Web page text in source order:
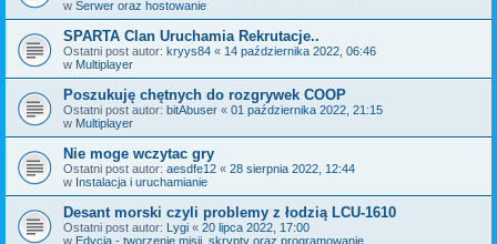
w Serwer oraz hostowanie
SPARTA Clan Uruchamia Rekrutacje..
Ostatni post autor: kryys84 « 14 października 2022, 06:46
w Multiplayer
Poszukuję chętnych do rozgrywek COOP
Ostatni post autor: bitAbuser « 01 października 2022, 21:15
w Multiplayer
Nie moge wczytac gry
Ostatni post autor: aesdfe12 « 28 sierpnia 2022, 12:44
w Instalacja i uruchamianie
Desant morski czyli problemy z łodzią LCU-1610
Ostatni post autor: Lygi « 20 lipca 2022, 17:00
w Edycja - tworzenie misji, skrypty oraz programowanie